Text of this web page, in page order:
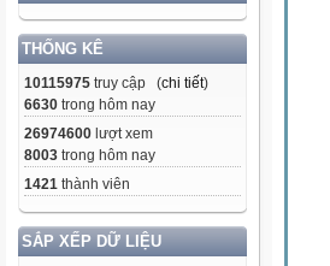
THỐNG KÊ
10115975 truy cập (chi tiết)
6630 trong hôm nay
26974600 lượt xem
8003 trong hôm nay
1421 thành viên
SẮP XẾP DỮ LIỆU